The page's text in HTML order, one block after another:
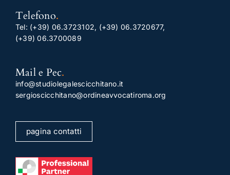
Telefono.
Tel: (+39) 06.3723102, (+39) 06.3720677,
(+39) 06.3700089
Mail e Pec.
info@studiolegalescicchitano.it
sergioscicchitano@ordineavvocatiroma.org
pagina contatti